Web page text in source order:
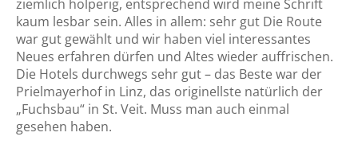
Reisebedingungen/AGB Zimmervermietung
Reisebedingungen/AGB
Standardinformationsblatt
ziemlich holperig, entsprechend wird meine Schrift
kaum lesbar sein. Alles in allem: sehr gut Die Route
war gut gewählt und wir haben viel interessantes
Neues erfahren dürfen und Altes wieder auffrischen.
Die Hotels durchwegs sehr gut – das Beste war der
Prielmayerhof in Linz, das originellste natürlich der
„Fuchsbau“ in St. Veit. Muss man auch einmal
gesehen haben.